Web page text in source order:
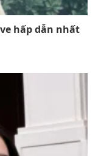
hấp dẫn nhất